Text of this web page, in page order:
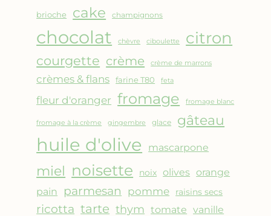
brioche cake champignons
chocolat chèvre ciboulette citron
courgette crème crème de marrons
crèmes & flans farine T80 feta
fleur d'oranger fromage fromage blanc
fromage à la crème gingembre glace gâteau
huile d'olive mascarpone
miel noisette noix olives orange
pain
parmesan pomme raisins secs
ricotta tarte thym tomate vanille